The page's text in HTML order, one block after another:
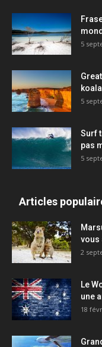
5
5
Surf
pas
5
Articles
vous
2
Le
une
18